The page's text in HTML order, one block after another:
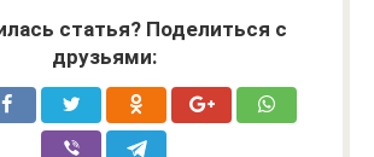
статья? Поделиться с
друзьями: